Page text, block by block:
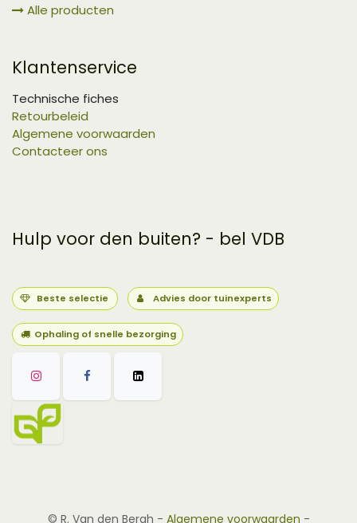
Alle producten
Klantenservice
Technische fiches
Retourbeleid
Algemene voorwaarden
Contacteer ons
Hulp voor den buiten? - bel VDB
Beste selectie Advies door tuinexperts
Ophaling of snelle bezorging
© R. Van den Bergh - Algemene voorwaarden -